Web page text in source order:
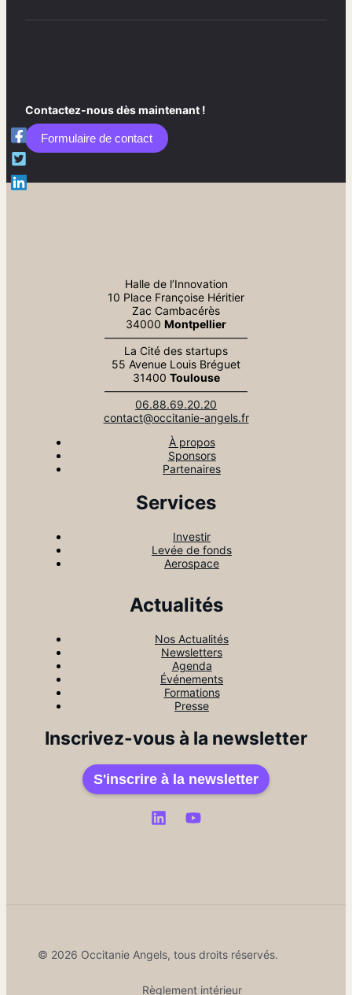
Contactez-nous dès maintenant !
Formulaire de contact​
Halle de l’Innovation
10 Place Françoise Héritier
Zac Cambacérès
34000 Montpellier
—————————————
La Cité des startups
55 Avenue Louis Bréguet
31400 Toulouse
—————————————
06.88.69.20.20
contact@occitanie-angels.fr
À propos
Sponsors
Partenaires
Services
Investir
Levée de fonds
Aerospace
Actualités
Nos Actualités
Newsletters
Agenda
Événements
Formations
Presse
Inscrivez-vous à la newsletter
S'inscrire à la newsletter
© 2026 Occitanie Angels, tous droits réservés.
Règlement intérieur